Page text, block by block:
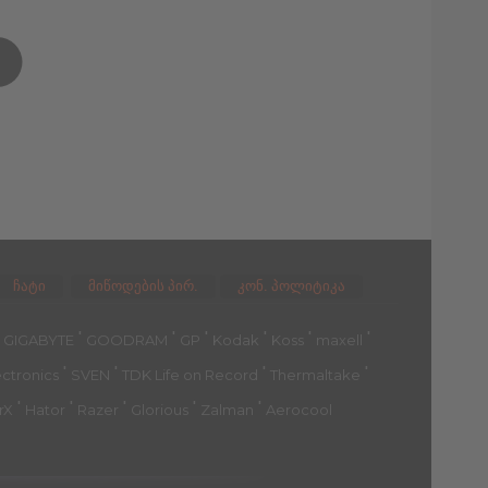
მიწოდების პირ. კონ. პოლიტიკა
ჩატი
GIGABYTE ' GOODRAM ' GP ' Kodak ' Koss ' maxell '
' SVEN ' TDK Life on Record ' Thermaltake '
' Hator ' Razer ' Glorious ' Zalman ' Aerocool